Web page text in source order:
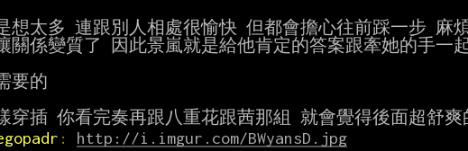
想太多 連跟別人相處很愉快 但都會擔心往前踩一步 麻
關係變質了 因此景嵐就是給他肯定的答案跟牽她的手一
要的
: http://i.imgur.com/BWyansD.jpg